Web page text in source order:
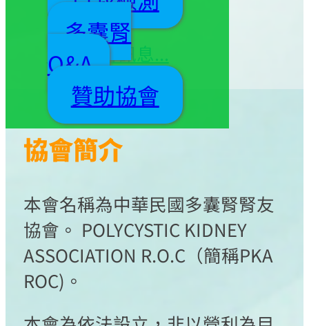
多囊腎
Q&A
贊助協會
事同仁 敬邀
更多協會訊息...
協會簡介
本會名稱為中華民國多囊腎腎友
協會。 POLYCYSTIC KIDNEY
ASSOCIATION R.O.C（簡稱PKA
ROC)。